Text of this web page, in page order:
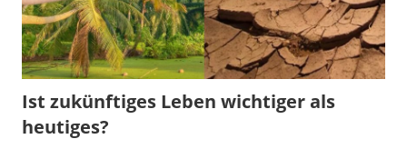
Ist zukünftiges Leben wichtiger als
heutiges?